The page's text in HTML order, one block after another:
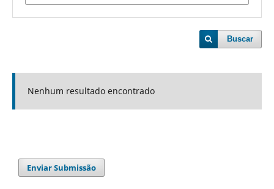
Buscar
Nenhum resultado encontrado
Enviar Submissão